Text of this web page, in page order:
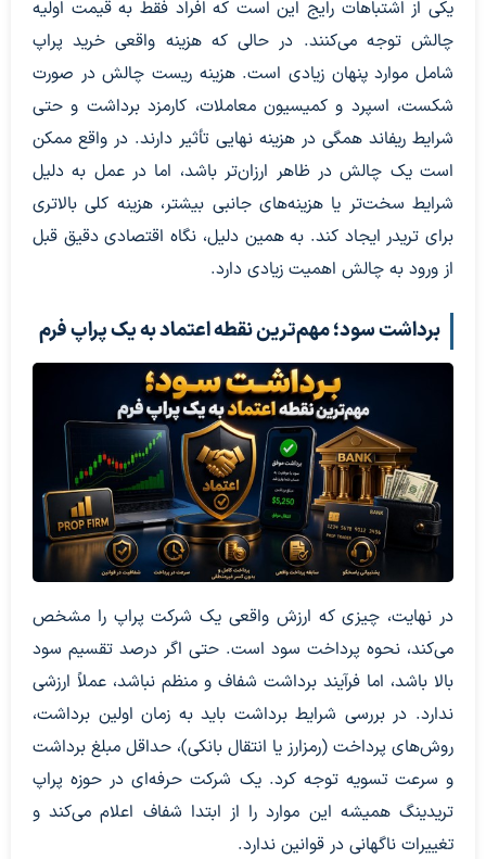
یکی از اشتباهات رایج این است که افراد فقط به قیمت اولیه
چالش توجه می‌کنند. در حالی که هزینه واقعی خرید پراپ
شامل موارد پنهان زیادی است. هزینه ریست چالش در صورت
شکست، اسپرد و کمیسیون معاملات، کارمزد برداشت و حتی
شرایط ریفاند همگی در هزینه نهایی تأثیر دارند. در واقع ممکن
است یک چالش در ظاهر ارزان‌تر باشد، اما در عمل به دلیل
شرایط سخت‌تر یا هزینه‌های جانبی بیشتر، هزینه کلی بالاتری
برای تریدر ایجاد کند. به همین دلیل، نگاه اقتصادی دقیق قبل
از ورود به چالش اهمیت زیادی دارد.
برداشت سود؛ مهم‌ترین نقطه اعتماد به یک پراپ فرم
در نهایت، چیزی که ارزش واقعی یک شرکت پراپ را مشخص
می‌کند، نحوه پرداخت سود است. حتی اگر درصد تقسیم سود
بالا باشد، اما فرآیند برداشت شفاف و منظم نباشد، عملاً ارزشی
ندارد. در بررسی شرایط برداشت باید به زمان اولین برداشت،
روش‌های پرداخت (رمزارز یا انتقال بانکی)، حداقل مبلغ برداشت
و سرعت تسویه توجه کرد. یک شرکت حرفه‌ای در حوزه پراپ
تریدینگ همیشه این موارد را از ابتدا شفاف اعلام می‌کند و
تغییرات ناگهانی در قوانین ندارد.